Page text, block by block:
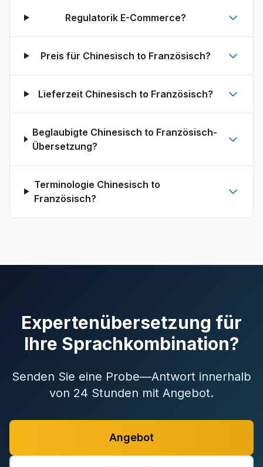
Regulatorik E-Commerce?
Preis für Chinesisch to Französisch?
Lieferzeit Chinesisch to Französisch?
Beglaubigte Chinesisch to Französisch-
Übersetzung?
Terminologie Chinesisch to
Französisch?
Expertenübersetzung für
Ihre Sprachkombination?
Senden Sie eine Probe—Antwort innerhalb
von 24 Stunden mit Angebot.
Angebot